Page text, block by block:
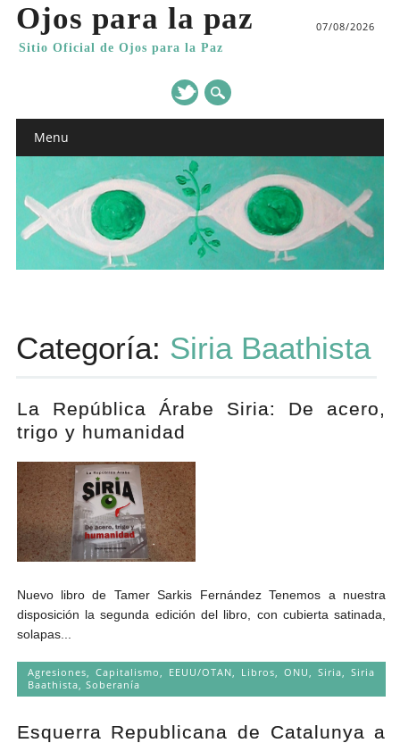
Ojos para la paz
Sitio Oficial de Ojos para la Paz
07/08/2026
Main menu
Menu
Andrés Vázquez de Sola
Categoría: Siria Baathista
La República Árabe Siria: De acero,
trigo y humanidad
Nuevo libro de Tamer Sarkis Fernández Tenemos a nuestra
disposición la segunda edición del libro, con cubierta satinada,
solapas...
Agresiones, Capitalismo, EEUU/OTAN, Libros,ONU,Siria,Siria
Baathista, Soberanía
Esquerra Republicana de Catalunya a